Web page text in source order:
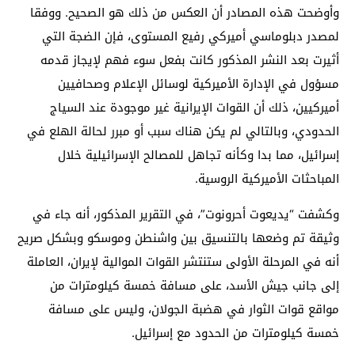
وأوضحت هذه المصادر أن العكس من ذلك هو الصحيح. ووفقا
لمصدر دبلوماسي أميركي رفيع المستوى، فإن الضجة التي
أثيرت بعد النشر المذكور كانت بفعل سوء فهم لإيجاز قدمه
مسؤول في الإدارة الأميركية لوسائل الإعلام وصحافيين
أميركيين، ذلك أن القوات الإيرانية غير موجودة عند السياج
الحدودي، وبالتالي لم يكن هناك سبب أو مبرر لحالة الهلع في
إسرائيل، مما بدا وكأنه تجاهل للمصالح الإسرائيلية خلال
المباحثات الأميركية الروسية.
وكشفت “يديعوت أحرونوت”، في التقرير المذكور، أنه جاء في
وثيقة تم وضعها بالتنسيق بين واشنطن وموسكو وبشكل صريح
أنه في المرحلة الأولى ستنتشر القوات الموالية لإيران، العاملة
إلى جانب جيش الأسد، على مسافة خمسة كيلومترات من
مواقع قوات الثوار في هضبة الجولان، وليس على مسافة
خمسة كيلومترات من الحدود مع إسرائيل.